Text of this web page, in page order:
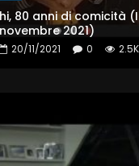
80 anni di comicità
2021)
20/11/2021 0 2.5K